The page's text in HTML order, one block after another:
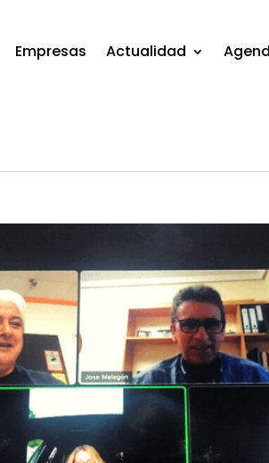
Empresas Actualidad